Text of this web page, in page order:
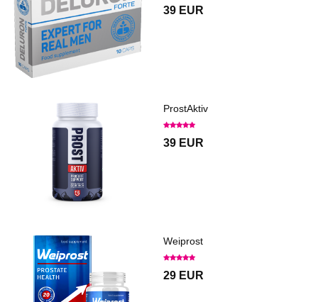
39 EUR
ProstAktiv
39 EUR
Weiprost
29 EUR